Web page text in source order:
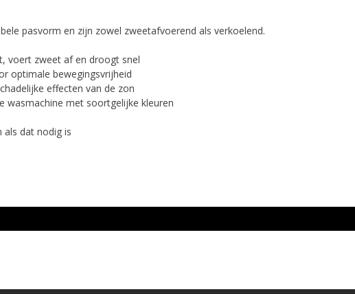
pasvorm en zijn zowel zweetafvoerend als verkoelend.
voert zweet af en droogt snel
optimale bewegingsvrijheid
effecten van de zon
wasmachine met soortgelijke kleuren
als dat nodig is